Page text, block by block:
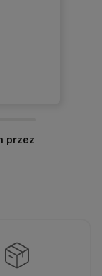
przez